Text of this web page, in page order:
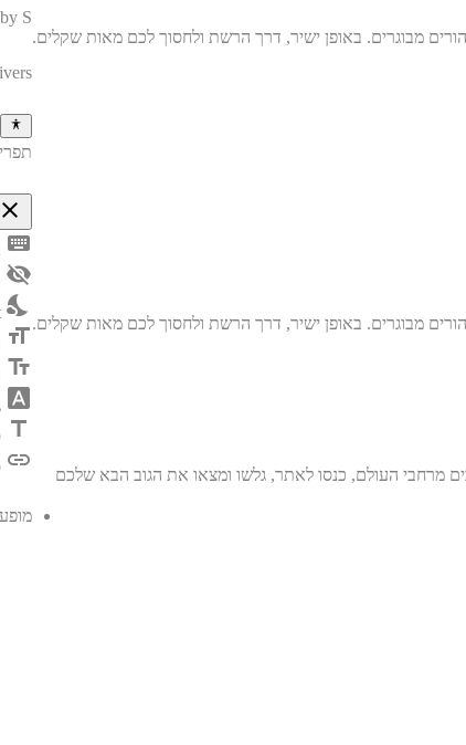
מרחבי העולם, כנסו לאתר, גלשו ומצאו את הגוב הבא שלכם
S
close
keyboard
visibility_off
nights_stay
format_size
text_fields
font_download
title
link